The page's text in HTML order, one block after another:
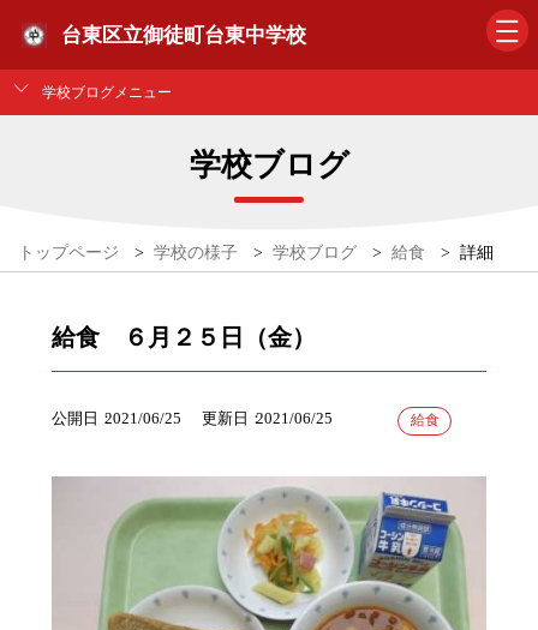
台東区立御徒町台東中学校
学校ブログメニュー
学校ブログ
トップページ > 学校の様子 > 学校ブログ > 給食 > 詳細
給食 ６月２５日（金）
公開日 2021/06/25 更新日 2021/06/25 給食